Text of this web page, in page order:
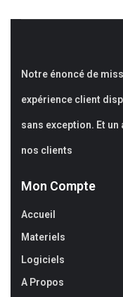
Notre énoncé de
expérience client
sans exception. Et
nos clients
Mon Compte
Accueil
Materiels
Logiciels
A Propos